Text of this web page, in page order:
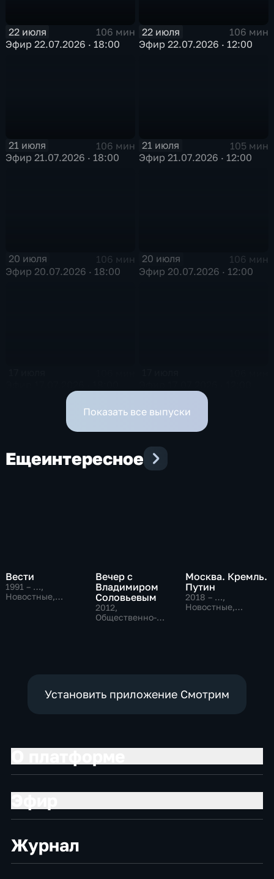
22 июля
106 мин
Эфир 22.07.2026 · 18:00
22 июля
106 мин
Эфир 22.07.2026 · 12:00
21 июля
106 мин
Эфир 21.07.2026 · 18:00
21 июля
105 мин
Эфир 21.07.2026 · 12:00
20 июля
106 мин
Эфир 20.07.2026 · 18:00
20 июля
106 мин
Эфир 20.07.2026 · 12:00
Показать все выпуски
Ещеинтересное
Вести
1991 – …,
Новостные,
Вечер с
Владимиром
Соловьевым
2012,
Общественно-
Москва. Кремль.
Путин
2018 – …,
Новостные,
Установить приложение Смотрим
Журнал